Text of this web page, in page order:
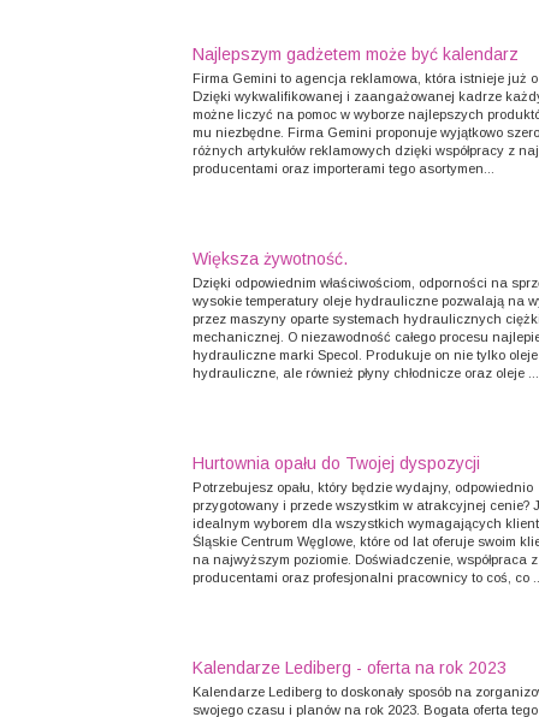
Najlepszym gadżetem może być kalendarz
Firma Gemini to agencja reklamowa, która istnieje już
Dzięki wykwalifikowanej i zaangażowanej kadrze
możne liczyć na pomoc w wyborze najlepszych
mu niezbędne. Firma Gemini proponuje wyjątkowo
różnych artykułów reklamowych dzięki współpracy z
producentami oraz importerami tego asortymen...
Większa żywotność.
Dzięki odpowiednim właściwościom, odporności na
wysokie temperatury oleje hydrauliczne pozwalają na
przez maszyny oparte systemach hydraulicznych
mechanicznej. O niezawodność całego procesu
hydrauliczne marki Specol. Produkuje on nie tylko oleje
hydrauliczne, ale również płyny chłodnicze oraz oleje ...
Hurtownia opału do Twojej dyspozycji
Potrzebujesz opału, który będzie wydajny, odpowiednio
przygotowany i przede wszystkim w atrakcyjnej cenie?
idealnym wyborem dla wszystkich wymagających
Śląskie Centrum Węglowe, które od lat oferuje swoim
na najwyższym poziomie. Doświadczenie, współpraca
producentami oraz profesjonalni pracownicy to coś, co
Kalendarze Lediberg - oferta na rok 2023
Kalendarze Lediberg to doskonały sposób na
swojego czasu i planów na rok 2023. Bogata oferta